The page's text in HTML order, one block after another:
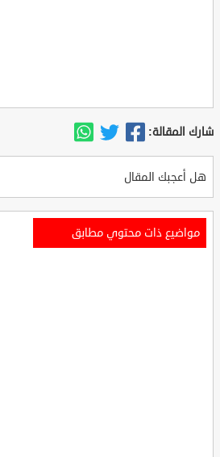
شارك المقالة:
هل أعجبك المقال
مواضيع ذات محتوي مطابق